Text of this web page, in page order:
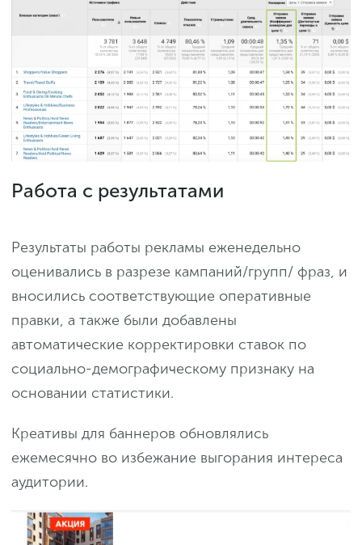
Работа с результатами
Результаты работы рекламы еженедельно
оценивались в разрезе кампаний/групп/ фраз, и
вносились соответствующие оперативные
правки, а также были добавлены
автоматические корректировки ставок по
социально-демографическому признаку на
основании статистики.
Креативы для баннеров обновлялись
ежемесячно во избежание выгорания интереса
аудитории.